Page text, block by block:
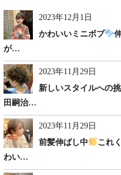
2023年12月1日
かわいいミニボブ
が…
2023年11月29日
新しいスタイルへの
田嗣治…
2023年11月29日
前髪伸ばし中
これ
わい…